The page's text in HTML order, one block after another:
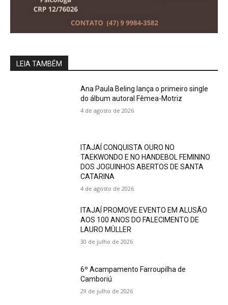
LEIA TAMBÉM
Ana Paula Beling lança o primeiro single
do álbum autoral Fêmea-Motriz
4 de agosto de 2026
ITAJAÍ CONQUISTA OURO NO
TAEKWONDO E NO HANDEBOL FEMININO
DOS JOGUINHOS ABERTOS DE SANTA
CATARINA
4 de agosto de 2026
ITAJAÍ PROMOVE EVENTO EM ALUSÃO
AOS 100 ANOS DO FALECIMENTO DE
LAURO MÜLLER
30 de julho de 2026
6º Acampamento Farroupilha de
Camboriú
29 de julho de 2026